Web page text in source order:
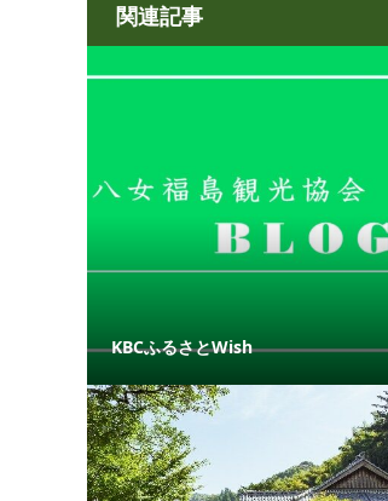
関連記事
KBCふるさとWish